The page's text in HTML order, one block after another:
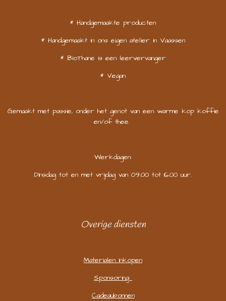
* Handgemaakte producten
* Handgemaakt in ons eigen atelier in Vaassen
* BioThane is een leervervanger
* Vegan
Gemaakt met passie, onder het genot van een warme kop koffie
en/of thee.
Werkdagen:
Dinsdag tot en met vrijdag van 09.00 tot 16.00 uur.
Overige diensten
Materialen inkopen
Sponsoring
Cadeaubonnen